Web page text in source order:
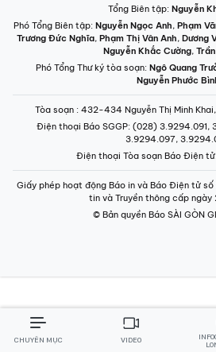
Tổng Biên tập: Nguyễn
Phó Tổng Biên tập: Nguyễn Ngọc Anh, Phạm
Trương Đức Nghĩa, Phạm Thị Vân Anh, Dương
Nguyễn Khắc Cường,
Phó Tổng Thư ký tòa soạn: Ngô Quang
Nguyễn Phước
Tòa soạn : 432-434 Nguyễn Thị Minh
Điện thoại Báo SGGP: (028) 3.9294.091,
3.9294.097,
Điện thoại Tòa soạn Báo Điện tử
Giấy phép hoạt động Báo in và Báo Điện tử
tin và Truyền thông cấp
© Bản quyền Báo SÀI GÒN
CHUYÊN MỤC VIDEO